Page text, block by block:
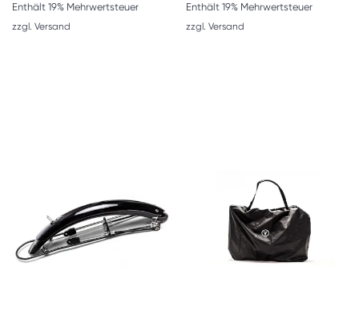
Enthält 19% Mehrwertsteuer
zzgl. Versand
Enthält 19% Mehrwertsteuer
zzgl. Versand